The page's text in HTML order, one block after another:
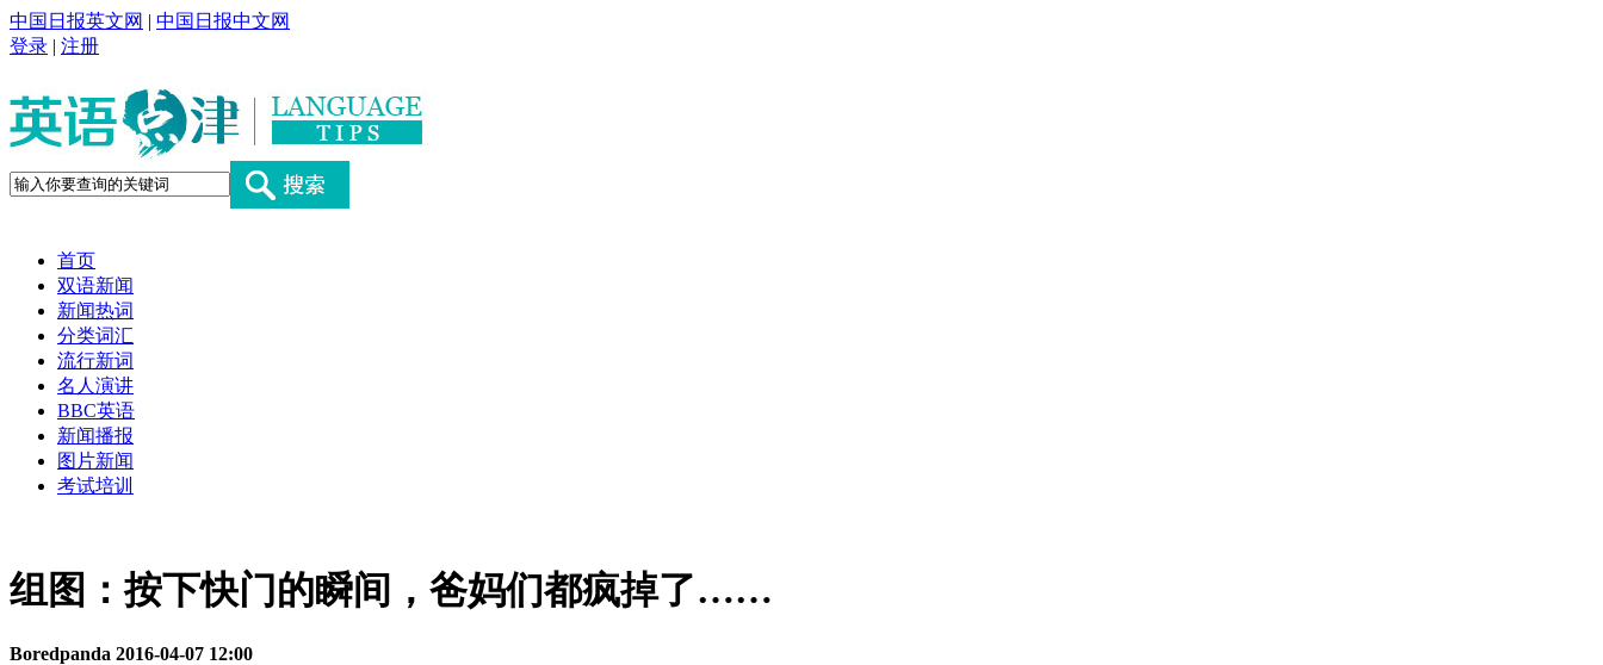
中国日报英文网 | 中国日报中文网
登录 | 注册
首页
双语新闻
新闻热词
分类词汇
流行新词
名人演讲
BBC英语
新闻播报
图片新闻
考试培训
组图：按下快门的瞬间，爸妈们都疯掉了……
Boredpanda 2016-04-07 12:00